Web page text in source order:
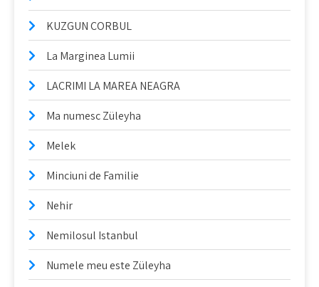
KUZGUN CORBUL
La Marginea Lumii
LACRIMI LA MAREA NEAGRA
Ma numesc Züleyha
Melek
Minciuni de Familie
Nehir
Nemilosul Istanbul
Numele meu este Züleyha